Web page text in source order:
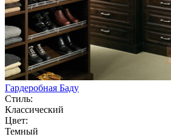
Гардеробная Баду
Стиль:
Классический
Цвет:
Темный